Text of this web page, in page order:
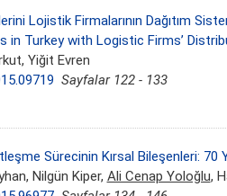
Lojistik Firmalarının Dağıtım
in Turkey with Logistic Firms’
Yiğit Evren
Sayfalar 122 - 133
Sürecinin Kırsal Bileşenleri: 70
Nilgün Kiper, Ali Cenap Yoloğlu,